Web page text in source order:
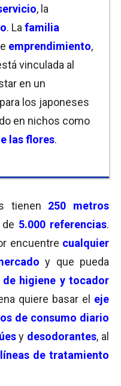
, la
. La familia
emprendimiento,
vinculada al
en un
para los japoneses
en nichos como
las flores.
tienen 250 metros
5.000 referencias.
encuentre cualquier
y que pueda
de higiene y tocador
quiere basar el eje
de consumo diario
y desodorantes, al
de tratamiento